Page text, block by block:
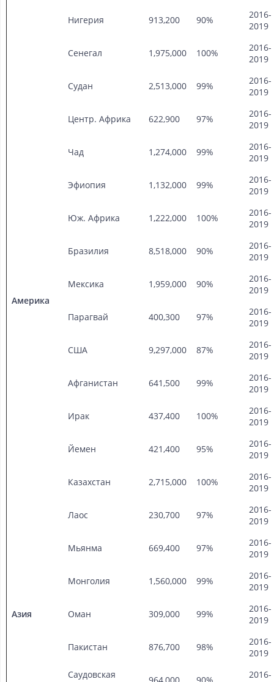
Нигерия 913,200 90%
2016-
2019
Сенегал 1,975,000 100%
2016-
2019
Судан 2,513,000 99%
2016-
2019
Центр. Африка 622,900 97%
2016-
2019
Чад 1,274,000 99%
2016-
2019
Эфиопия 1,132,000 99%
2016-
2019
Юж. Африка 1,222,000 100%
2016-
2019
Америка
Бразилия 8,518,000 90%
2016-
2019
Мексика 1,959,000 90%
2016-
2019
Парагвай 400,300 97%
2016-
2019
США 9,297,000 87%
2016-
2019
Азия
Афганистан 641,500 99%
2016-
2019
Ирак 437,400 100%
2016-
2019
Йемен 421,400 95%
2016-
2019
Казахстан 2,715,000 100%
2016-
2019
Лаос 230,700 97%
2016-
2019
Мьянма 669,400 97%
2016-
2019
Монголия 1,560,000 99%
2016-
2019
Оман 309,000 99%
2016-
2019
Пакистан 876,700 98%
2016-
2019
Саудовская
2016-